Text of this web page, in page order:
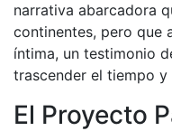
narrativa abarcadora
continentes, pero que
íntima, un testimonio
trascender el tiempo y
El Proyecto